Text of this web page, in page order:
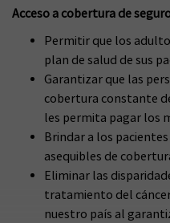
Acceso a cobertura de
Permitir que los
plan de salud de sus
Garantizar que las
cobertura constante
les permita pagar los
Brindar a los
asequibles de
Eliminar las
tratamiento del
nuestro país al